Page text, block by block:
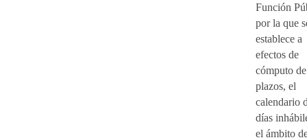
Función
por la que
establece a
efectos de
cómputo de
plazos, el
calendario
días
el ámbito